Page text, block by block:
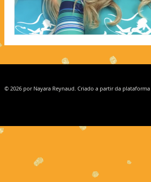
© 2026 por Nayara Reynaud. Criado a partir da plataforma